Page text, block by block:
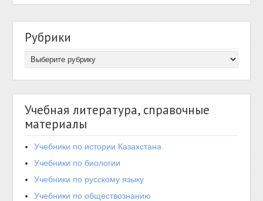
Рубрики
Учебная литература, справочные
материалы
Учебники по истории Казахстана
Учебники по биологии
Учебники по русскому языку
Учебники по обществознанию